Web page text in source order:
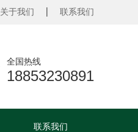
关于我们 联系我们
全国热线
18853230891
联系我们